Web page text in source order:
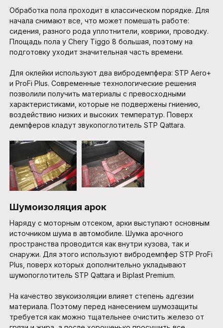
Обработка пола проходит в классическом порядке. Для
начала снимают все, что может помешать работе:
сидения, разного рода уплотнители, коврики, проводку.
Площадь пола у Chery Tiggo 8 большая, поэтому на
подготовку уходит значительная часть времени.
Для оклейки используют два вибродемпфера: STP Aero+
и ProFi Plus. Современные технологические решения
позволили получить материалы с превосходными
характеристиками, которые не подвержены гниению,
воздействию низких и высоких температур. Поверх
демпферов кладут звукопоглотитель STP Qattara.
Шумоизоляция арок
Наряду с моторным отсеком, арки выступают основным
источником шума в автомобиле. Шумка арочного
пространства проводится как внутри кузова, так и
снаружи. Для этого используют вибродемпфер STP ProFi
Plus, поверх которых дополнительно укладывают
шумопоглотитель STP Qattara и Biplast Premium.
На качество звукоизоляции влияет степень адгезии
материала. Поэтому перед нанесением шумозащиты
требуется как можно тщательнее очистить железо от